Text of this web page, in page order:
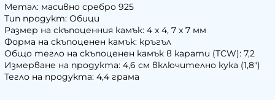
Метал: масивно сребро 925
Тип продукт: Обици
Размер на скъпоценния камък: 4 x 4, 7 x 7 мм
Форма на скъпоценен камък: кръгъл
Общо тегло на скъпоценен камък в карати (TCW): 7,2
Измерване на продукта: 4,6 см включително кука (1,8")
Тегло на продукта: 4,4 грама